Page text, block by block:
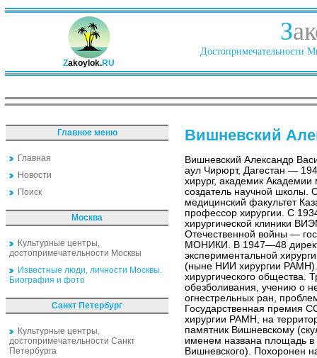
Zakoylok.RU
З
Достопримечательности
Главное меню
Главная
Новости
Поиск
Москва
Культурные центры,
достопримечательности Москвы
Известные люди, личности Москвы.
Биография и фото
Санкт Петербург
Культурные центры,
достопримечательности Санкт
Петербурга
Вишневский
Вишневский Александр
аул Чирюрт, Дагестан —
хирург, академик
создатель научной школы.
медицинский факультет
профессор хирургии. С
хирургической клиники
Отечественной войны —
МОНИКИ. В 1947—48
экспериментальной
(ныне НИИ хирургии
хирургического общества.
обезболивания, учению о
огнестрельных ран,
Государственная премия
хирургии РАМН, на
памятник Вишневскому
именем названа площадь
Вишневского). Похоронен